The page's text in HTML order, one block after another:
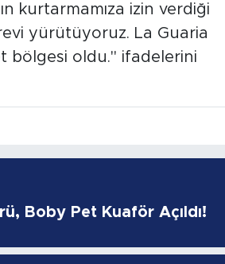
kurtarmamıza izin verdiği
yürütüyoruz. La Guaria
bölgesi oldu." ifadelerini
Boby Pet Kuaför Açıldı!